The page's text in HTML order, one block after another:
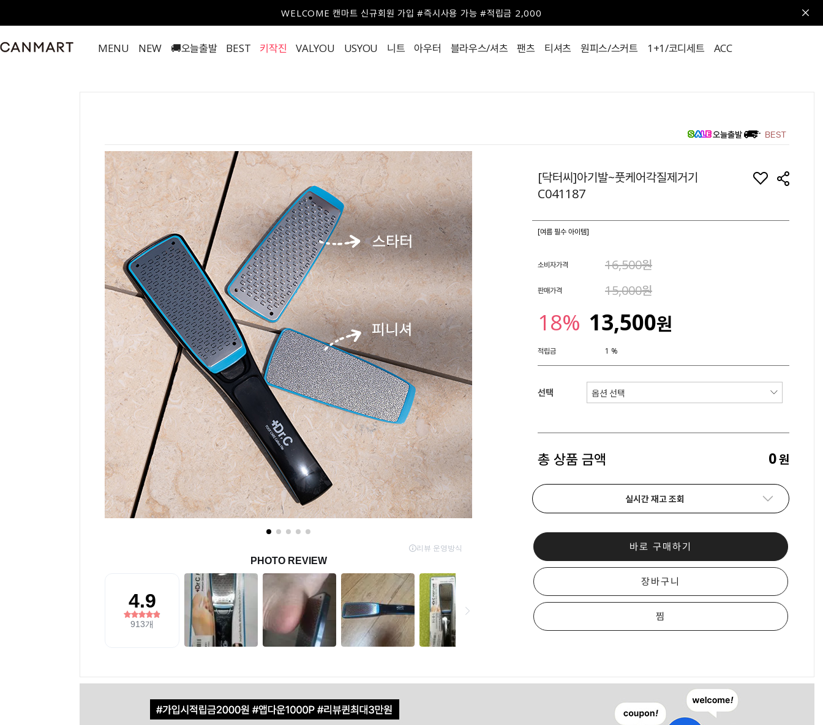
WELCOME 캔마트 신규회원 가입 #즉시사용 가능 #적립금 2,000
MENU NEW 🚚오늘출발 BEST 키작진 VALYOU USYOU 니트 아우터 블라우스/셔츠 팬츠 티셔츠 원피스/스커트 1+1/코디세트 ACC
[닥터씨]아기발~풋케어각질제거기
C041187
[여름 필수 아이템]
소비자가격 16,500원
판매가격 15,000원
18% 13,500원
적립금 1 %
선택
총 상품 금액 0원
실시간 재고 조회
바로 구매하기
장바구니
찜